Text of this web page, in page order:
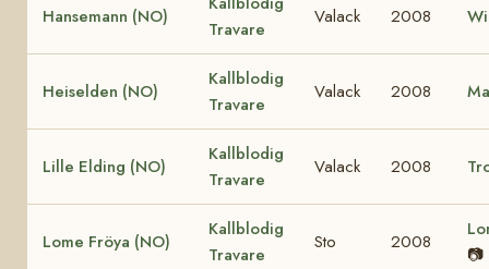
Hansemann (NO)
Travare
Valack 2008
Heiselden (NO)
Kallblodig
Travare
Valack 2008
Lille Elding (NO)
Kallblodig
Travare
Valack 2008
Lome Fröya (NO)
Kallblodig
Travare
Sto 2008
📷